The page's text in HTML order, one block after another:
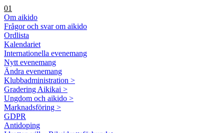
01
Om aikido
Frågor och svar om aikido
Ordlista
Kalendariet
Internationella evenemang
Nytt evenemang
Ändra evenemang
Klubbadministration >
Gradering Aikikai >
Ungdom och aikido >
Marknadsföring >
GDPR
Antidoping